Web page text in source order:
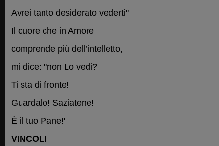
Avrei tanto desiderato vederti"
Il cuore che in Amore
comprende più dell’intelletto,
mi dice: "non Lo vedi?
Ti sta di fronte!
Guardalo! Saziatene!
È il tuo Pane!"
VINCOLI